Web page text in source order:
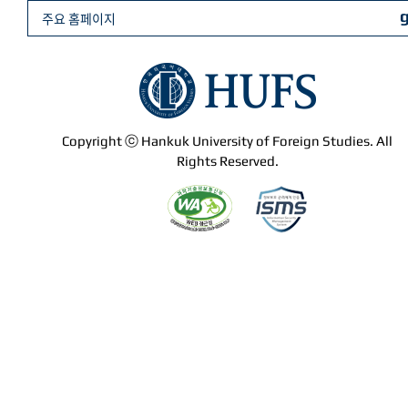
Copyright ⓒ Hankuk University of Foreign Studies. All
Rights Reserved.
주요 홈페이지